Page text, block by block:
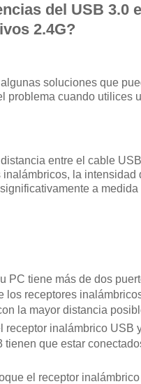
del USB 3.0
2.4G?
soluciones que
problema cuando utilices
entre el cable
la intensidad
a
PC tiene más de dos
los receptores
la mayor distancia
inalámbrico USB
tienen que estar
el receptor inalámbrico